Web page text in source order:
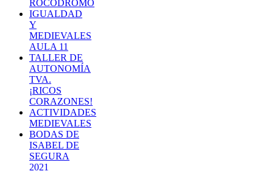
ROCÓDROMO
IGUALDAD
Y
MEDIEVALES
AULA 11
TALLER DE
AUTONOMÍA
TVA.
¡RICOS
CORAZONES!
ACTIVIDADES
MEDIEVALES
BODAS DE
ISABEL DE
SEGURA
2021